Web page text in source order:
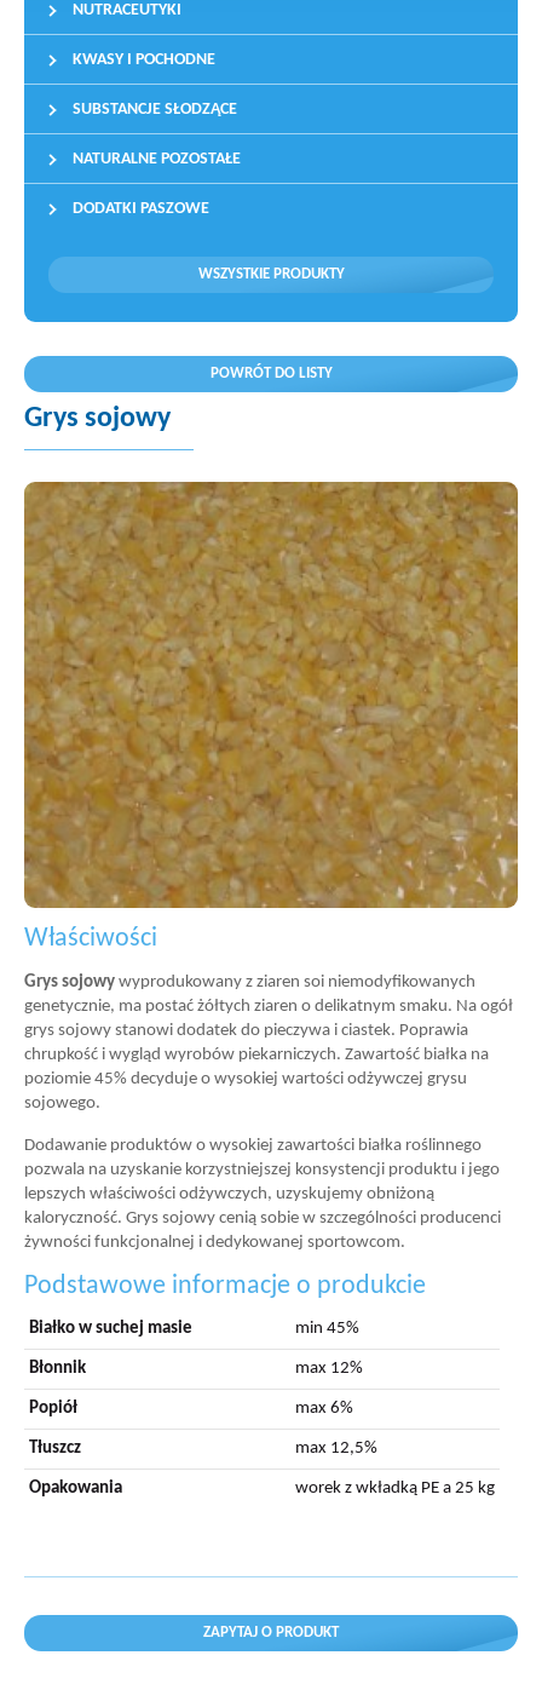
NUTRACEUTYKI
KWASY I POCHODNE
SUBSTANCJE SŁODZĄCE
NATURALNE POZOSTAŁE
DODATKI PASZOWE
WSZYSTKIE PRODUKTY
POWRÓT DO LISTY
Grys sojowy
Właściwości
Grys sojowy wyprodukowany z ziaren soi niemodyfikowanych
genetycznie, ma postać żółtych ziaren o delikatnym smaku. Na ogół
grys sojowy stanowi dodatek do pieczywa i ciastek. Poprawia
chrupkość i wygląd wyrobów piekarniczych. Zawartość białka na
poziomie 45% decyduje o wysokiej wartości odżywczej grysu
sojowego.
Dodawanie produktów o wysokiej zawartości białka roślinnego
pozwala na uzyskanie korzystniejszej konsystencji produktu i jego
lepszych właściwości odżywczych, uzyskujemy obniżoną
kaloryczność. Grys sojowy cenią sobie w szczególności producenci
żywności funkcjonalnej i dedykowanej sportowcom.
Podstawowe informacje o produkcie
Białko w suchej masie min 45%
Błonnik max 12%
Popiół max 6%
Tłuszcz max 12,5%
Opakowania worek z wkładką PE a 25 kg
ZAPYTAJ O PRODUKT